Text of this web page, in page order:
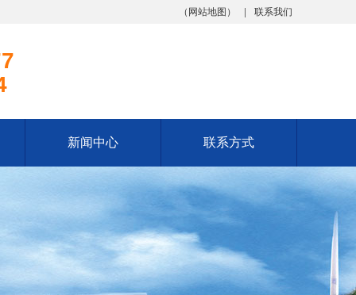
（ 网站地图 ） 联系我们
新闻中心 联系方式